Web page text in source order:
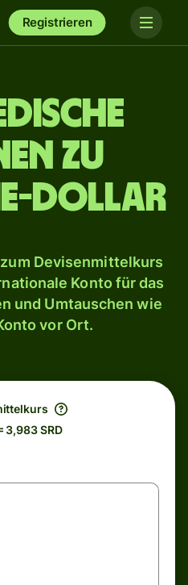
Registrieren
zu
Dollar
zum Devisenmittelkurs
Konto für das
und Umtauschen wie
vor Ort.
3,983 SRD